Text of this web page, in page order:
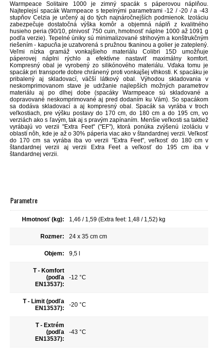
Warmpeace Solitaire 1000 je zimný spacák s páperovou náplňou.
Najteplejsí spacák Warmpeace s tepelnými parametrami -12 / -20 / a -43
stupňov Celzia je určený aj do tých najnáročnejších podmienok. Izoláciu
zabezpečuje dostatočná výška komôr a objemná náplň z kvalitného
husieho peria (90/10, plnivosť 750 cuin, hmotnosť náplne 1000 až 1091 g
podľa verzie). Tepelné úniky sú minimalizované strihovým a konštrukčným
riešením - kapucňa je uzatvorená s pružnou tkaninou a golier je zateplený.
Veľmi nízka gramáž vonkajšieho materiálu Colibri 15D umožňuje
páperovej náplni rýchlo a efektívne nastaviť maximálny komfort.
Kompresný obal je vyrobený zo silikónového materiálu. Vďaka tomu je
spacák pri transporte dobre chránený proti vonkajšej vlhkosti. K spacáku je
pribalený aj skladovací, väčší látkový obal. Výhodou skladovania v
neskomprimovanom stave je udržanie najlepších možných parametrov
materiálu aj po dlhej dobe (spacáky Warmpeace sú skladované a
dopravované neskomprimované aj pred dodaním ku Vám). So spacákom
sa dodáva skladovací a aj kompresný obal. Spacák sa vyrába v troch
veľkostiach, pre výšku postavy do 170 cm, do 180 cm a do 195 cm, vo
verziách ako s ľavým, tak aj s pravým zapínaním. Menšie veľkosti sa taktiež
vyrábajú vo verzii "Extra Feet" ("EF"), ktorá ponúka zvýšenú izoláciu v
oblastí nôh, kde je až o 30% páperia viac ako v štandardnej verzii. Veľkosť
do 170 cm sa vyrába iba vo verzii "Extra Feet", veľkosť do 180 cm v
štandardnej verzii aj verzii Extra Feet a veľkosť do 195 cm iba v
štandardnej verzii.
Parametre
Hmotnosť (kg): 1,46 / 1,59 (Extra feet: 1,48 / 1,52) kg
Rozmer: 24 x 35 cm cm
Objem: 9,5 l
T - Komfort
(podľa
EN13537):
-12 °C
T - Limit (podľa
EN13537):
-20 °C
T - Extrém
(podľa
EN13537):
-43 °C